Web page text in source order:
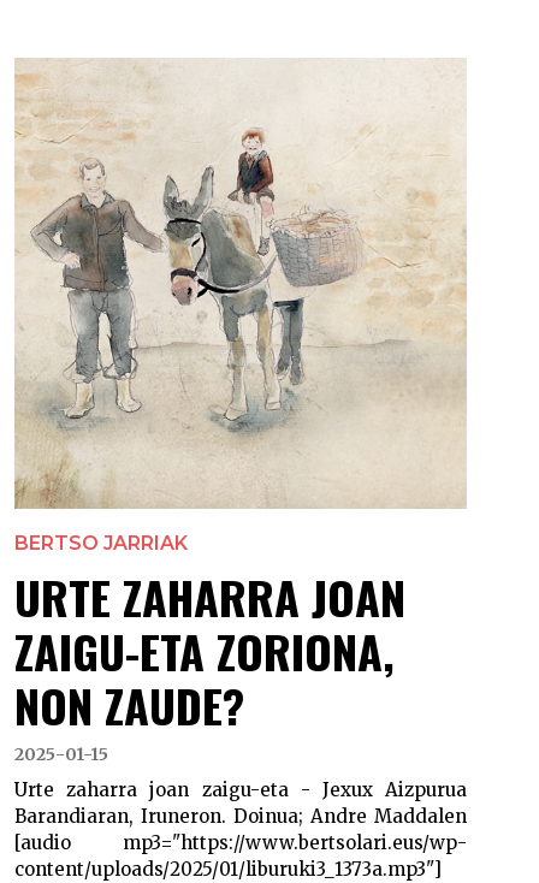
BERTSO JARRIAK
URTE ZAHARRA JOAN
ZAIGU-ETA ZORIONA,
NON ZAUDE?
2025-01-15
Urte zaharra joan zaigu-eta - Jexux Aizpurua
Barandiaran, Iruneron. Doinua; Andre Maddalen
[audio mp3="https://www.bertsolari.eus/wp-
content/uploads/2025/01/liburuki3_1373a.mp3"]